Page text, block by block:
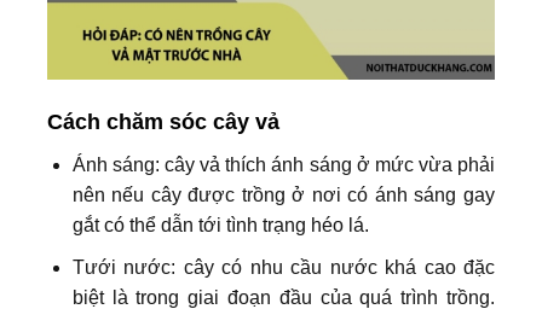
Cách chăm sóc cây vả
Ánh sáng: cây vả thích ánh sáng ở mức vừa phải
nên nếu cây được trồng ở nơi có ánh sáng gay
gắt có thể dẫn tới tình trạng héo lá.
Tưới nước: cây có nhu cầu nước khá cao đặc
biệt là trong giai đoạn đầu của quá trình trồng.